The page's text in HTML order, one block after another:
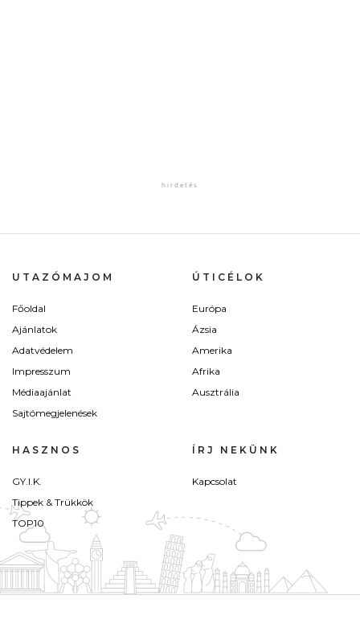
UTAZÓMAJOM
Főoldal
Ajánlatok
Adatvédelem
Impresszum
Médiaajánlat
Sajtómegjelenések
ÚTICÉLOK
Európa
Ázsia
Amerika
Afrika
Ausztrália
HASZNOS
GY.I.K.
Tippek & Trükkök
TOP10
ÍRJ NEKÜNK
Kapcsolat